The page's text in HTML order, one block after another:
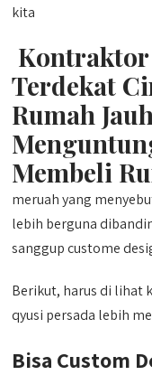
kita
Terdekat
Rumah
Membeli
meruah yang
lebih berguna
sanggup custome
Berikut, harus di lihat
qyusi persada lebih
Bisa Custom